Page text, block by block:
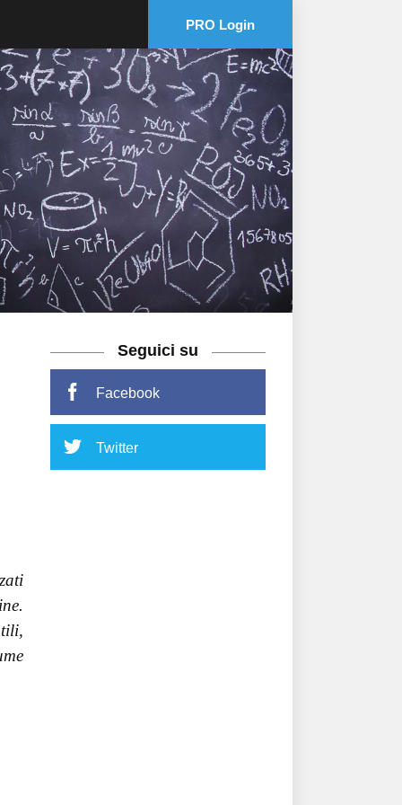
PRO Login
Seguici su
Facebook
Twitter